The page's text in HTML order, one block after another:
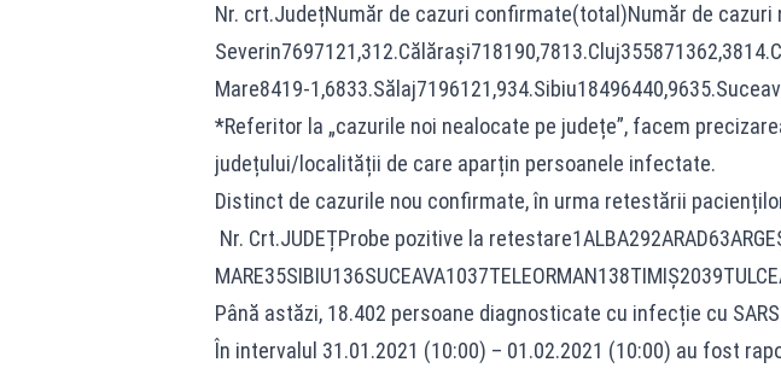
Nr. crt.JudețNumăr de cazuri confirmate(total)Număr de cazuri
Mare8419-
*Referitor la „cazurile noi nealocate pe județe”, facem
județului/localității de care aparțin persoanele infectate.
Distinct de cazurile nou confirmate, în urma retestării
Nr. Crt.JUDEȚProbe pozitive la
Până astăzi, 18.402 persoane diagnosticate cu infecție cu
În intervalul 31.01.2021 (10:00) – 01.02.2021 (10:00) au fost